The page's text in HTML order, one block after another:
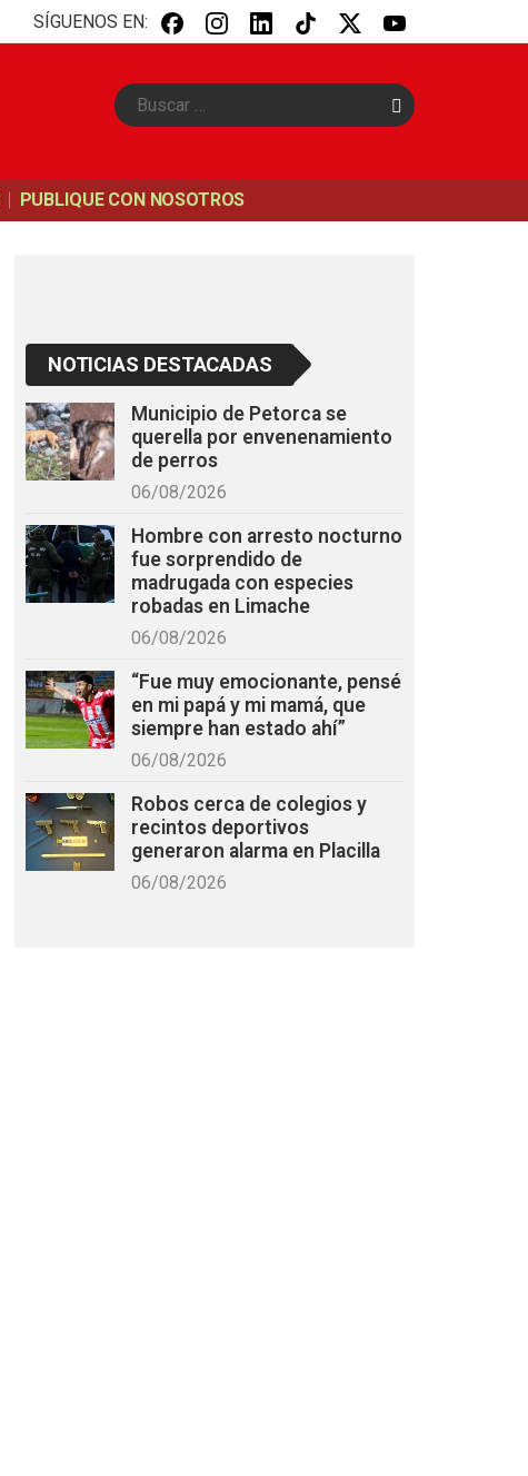
SÍGUENOS EN:
B
u
PUBLIQUE CON NOSOTROS
NOTICIAS DESTACADAS
Municipio de Petorca se
querella por envenenamiento
de perros
06/08/2026
Hombre con arresto nocturno
fue sorprendido de
madrugada con especies
robadas en Limache
06/08/2026
“Fue muy emocionante, pensé
en mi papá y mi mamá, que
siempre han estado ahí”
06/08/2026
Robos cerca de colegios y
recintos deportivos
generaron alarma en Placilla
06/08/2026